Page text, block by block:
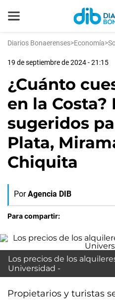
Diarios Bonaerenses>Economía>
19 de septiembre de 2024 - 21:15
¿Cuánto
en la Costa?
sugeridos
Plata,
Chiquita
Por Agencia DIB
Para compartir:
Los precios de los
Universidad -
Propietarios y turistas